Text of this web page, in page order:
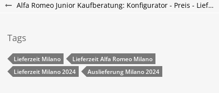
Alfa Romeo Junior Kaufberatung: Konfigurator - Preis - Lieferzeit - AR Junior Forum
Tags
Lieferzeit Milano
Lieferzeit Alfa Romeo Milano
Lieferzeit Milano 2024
Auslieferung Milano 2024